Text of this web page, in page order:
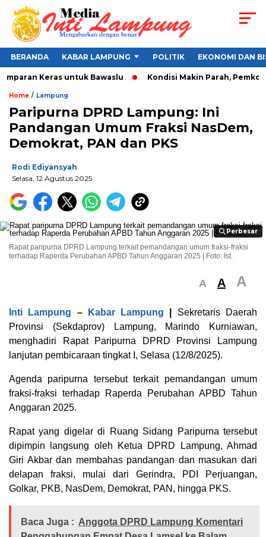
BERANDA KABAR LAMPUNG POLITIK EKONOMI DAN
Keras untuk Bawaslu Kondisi Makin Parah, Pemkot
Home / Lampung
Paripurna DPRD Lampung: Ini
Pandangan Umum Fraksi NasDem,
Demokrat, PAN dan PKS
Rodi Ediyansyah
Selasa, 12 Agustus 2025
Perbesar
Perbesar
Rapat paripurna DPRD Lampung terkait pemandangan umum fraksi-fraksi
terhadap Raperda Perubahan APBD Tahun Anggaran 2025 | Foto: Ist.
A A A
Inti Lampung – Kabar Lampung
Sekretaris Daerah
Provinsi (Sekdaprov) Lampung, Marindo Kurniawan,
menghadiri Rapat Paripurna DPRD Provinsi Lampung
lanjutan pembicaraan tingkat I, Selasa (12/8/2025).
Agenda paripurna tersebut terkait pemandangan umum
fraksi-fraksi terhadap Raperda Perubahan APBD Tahun
Anggaran 2025.
Rapat yang digelar di Ruang Sidang Paripurna tersebut
dipimpin langsung oleh Ketua DPRD Lampung, Ahmad
Giri Akbar dan membahas pandangan dan masukan dari
delapan fraksi, mulai dari Gerindra, PDI Perjuangan,
Golkar, PKB, NasDem, Demokrat, PAN, hingga PKS.
Baca Juga : Anggota DPRD Lampung Komentari